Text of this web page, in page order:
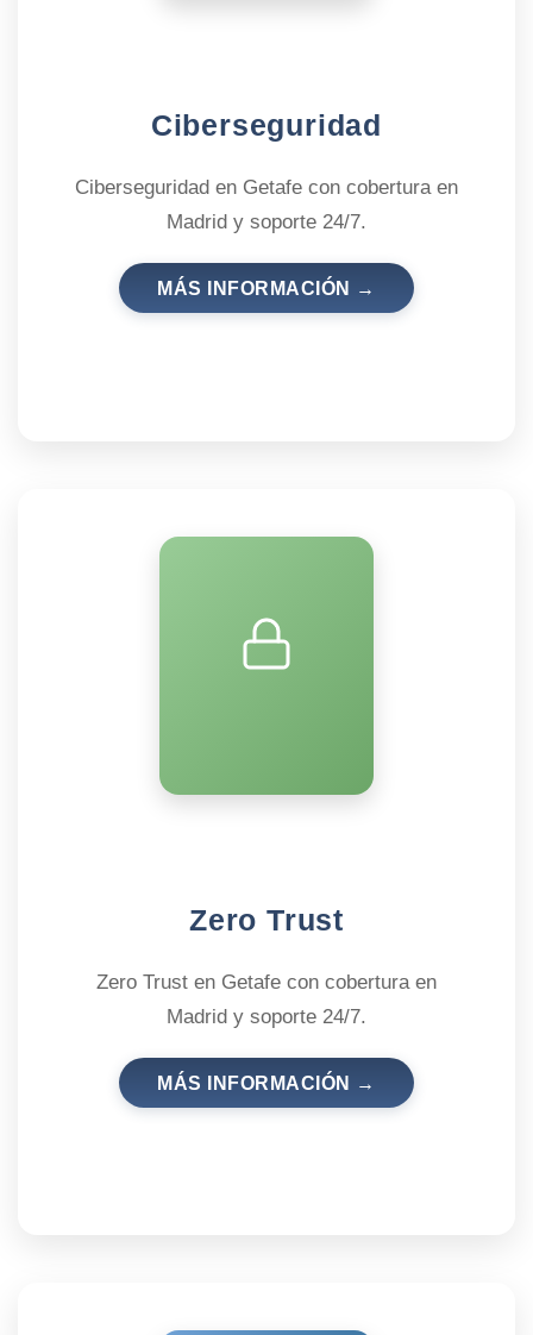
Ciberseguridad
Ciberseguridad en Getafe con cobertura en
Madrid y soporte 24/7.
MÁS INFORMACIÓN →
Zero Trust
Zero Trust en Getafe con cobertura en
Madrid y soporte 24/7.
MÁS INFORMACIÓN →